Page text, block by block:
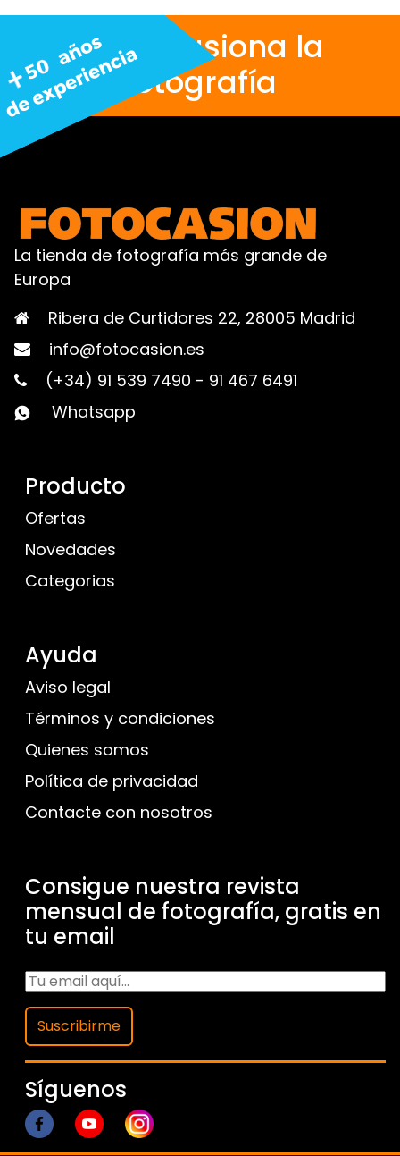
Nos apasiona la
fotografía
La tienda de fotografía más grande de
Europa
Ribera de Curtidores 22, 28005 Madrid
info@fotocasion.es
(+34) 91 539 7490 - 91 467 6491
Whatsapp
Producto
Ofertas
Novedades
Categorias
Ayuda
Aviso legal
Términos y condiciones
Quienes somos
Política de privacidad
Contacte con nosotros
Consigue nuestra revista
mensual de fotografía, gratis en
tu email
Suscribirme
Síguenos